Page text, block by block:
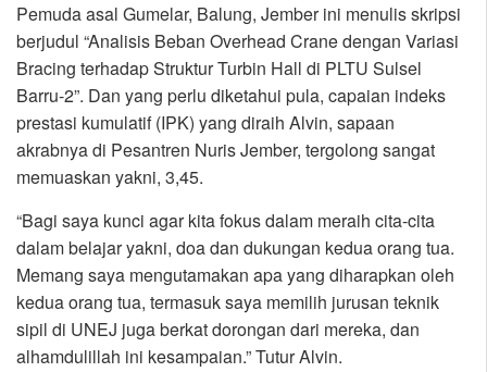
Pemuda asal Gumelar, Balung, Jember ini menulis skripsi
berjudul “Analisis Beban Overhead Crane dengan Variasi
Bracing terhadap Struktur Turbin Hall di PLTU Sulsel
Barru-2”. Dan yang perlu diketahui pula, capaian indeks
prestasi kumulatif (IPK) yang diraih Alvin, sapaan
akrabnya di Pesantren Nuris Jember, tergolong sangat
memuaskan yakni, 3,45.
“Bagi saya kunci agar kita fokus dalam meraih cita-cita
dalam belajar yakni, doa dan dukungan kedua orang tua.
Memang saya mengutamakan apa yang diharapkan oleh
kedua orang tua, termasuk saya memilih jurusan teknik
sipil di UNEJ juga berkat dorongan dari mereka, dan
alhamdulillah ini kesampaian.” Tutur Alvin.